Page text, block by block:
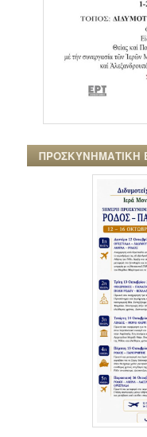
ΠΡΟΣΚΥΝΗΜΑΤΙΚΗ